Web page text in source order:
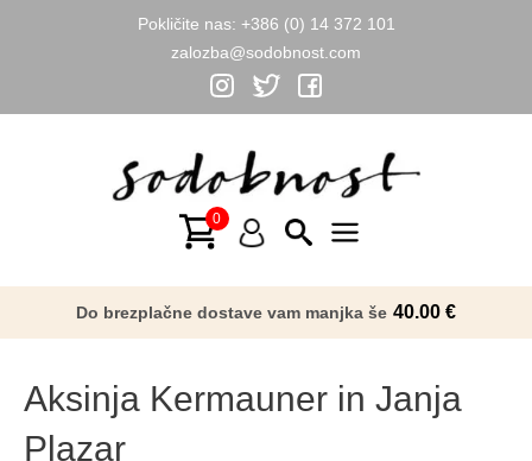
Pokličite nas: +386 (0) 14 372 101
zalozba@sodobnost.com
Menu
Do brezplačne dostave vam manjka še 40.00 €
Aksinja Kermauner in Janja
Plazar